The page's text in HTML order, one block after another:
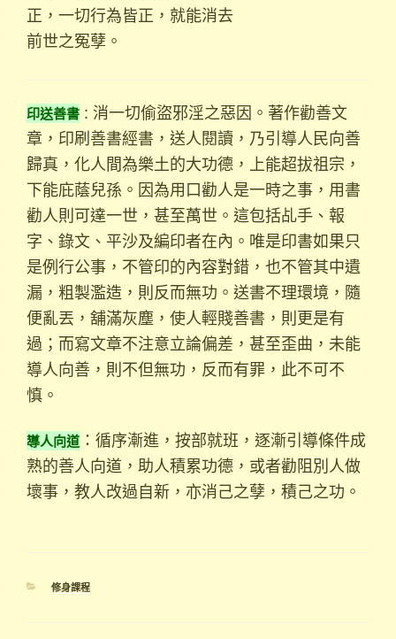
正，一切行為皆正，就能消去
前世之冤孽。
印送善書 ： 消一切偷盜邪淫之惡因。著作勸善文
章，印刷善書經書，送人閱讀，乃引導人民向善
歸真，化人間為樂土的大功德，上能超拔祖宗，
下能庇蔭兒孫。因為用口勸人是一時之事，用書
勸人則可達一世，甚至萬世。這包括乩手、報
字、錄文、平沙及編印者在內。唯是印書如果只
是例行公事，不管印的內容對錯，也不管其中遺
漏，粗製濫造，則反而無功。送書不理環境，隨
便亂丟，舖滿灰塵，使人輕賤善書，則更是有
過；而寫文章不注意立論偏差，甚至歪曲，未能
導人向善，則不但無功，反而有罪，此不可不
慎。
導人向道 ：循序漸進，按部就班，逐漸引導條件成
熟的善人向道，助人積累功德，或者勸阻別人做
壞事，教人改過自新，亦消己之孽，積己之功。
分
修身課程